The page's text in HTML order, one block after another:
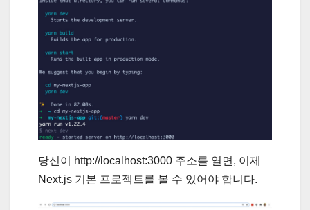
당신이 http://localhost:3000 주소를 열면, 이제
Next.js 기본 프로젝트를 볼 수 있어야 합니다.